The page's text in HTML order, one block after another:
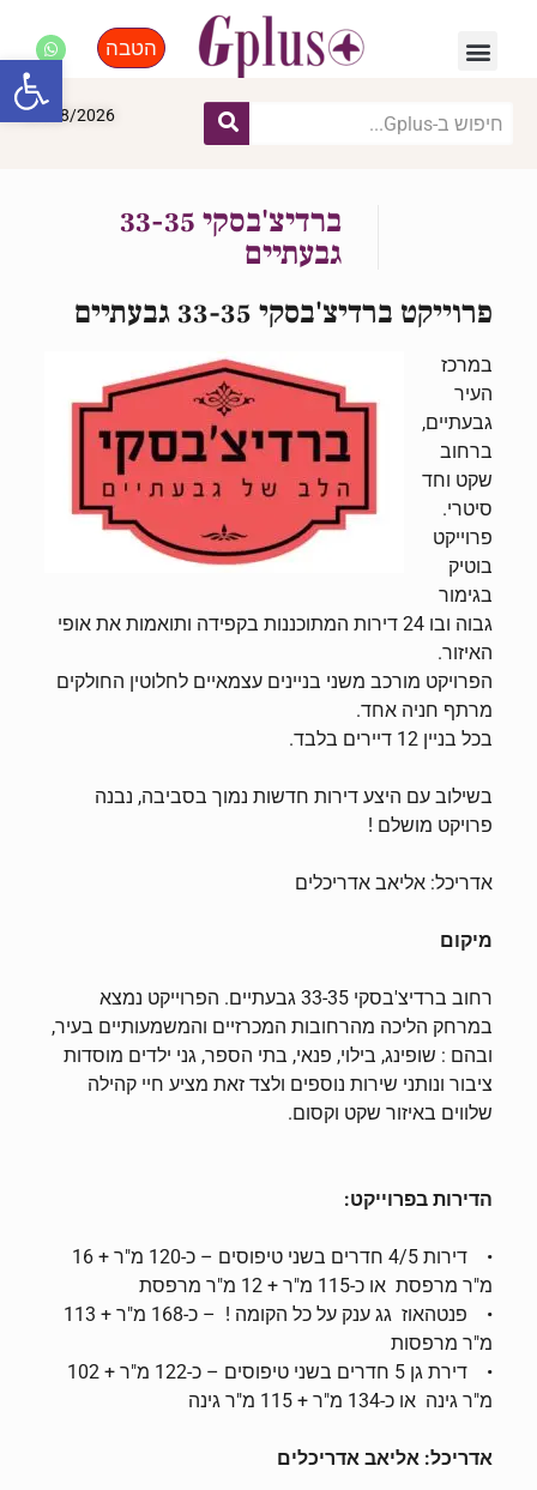
הטבה
09/08/2026
ברדיצ'בסקי 33-35
גבעתיים
פרוייקט ברדיצ'בסקי 33-35 גבעתיים
במרכז
העיר
גבעתיים,
ברחוב
שקט וחד
סיטרי.
פרוייקט
בוטיק
בגימור
גבוה ובו 24 דירות המתוכננות בקפידה ותואמות את אופי
האיזור.
הפרויקט מורכב משני בניינים עצמאיים לחלוטין החולקים
מרתף חניה אחד.
בכל בניין 12 דיירים בלבד.
בשילוב עם היצע דירות חדשות נמוך בסביבה, נבנה
פרויקט מושלם !
אדריכל: אליאב אדריכלים
מיקום
רחוב ברדיצ'בסקי 33-35 גבעתיים. הפרוייקט נמצא
במרחק הליכה מהרחובות המכרזיים והמשמעותיים בעיר,
ובהם : שופינג, בילוי, פנאי, בתי הספר, גני ילדים מוסדות
ציבור ונותני שירות נוספים ולצד זאת מציע חיי קהילה
שלווים באיזור שקט וקסום.
הדירות בפרוייקט:
• דירות 4/5 חדרים בשני טיפוסים – כ-120 מ"ר + 16
מ"ר מרפסת או כ-115 מ"ר + 12 מ"ר מרפסת
• פנטהאוז גג ענק על כל הקומה ! – כ-168 מ"ר + 113
מ"ר מרפסות
• דירת גן 5 חדרים בשני טיפוסים – כ-122 מ"ר + 102
מ"ר גינה או כ-134 מ"ר + 115 מ"ר גינה
אדריכל: אליאב אדריכלים
פתח